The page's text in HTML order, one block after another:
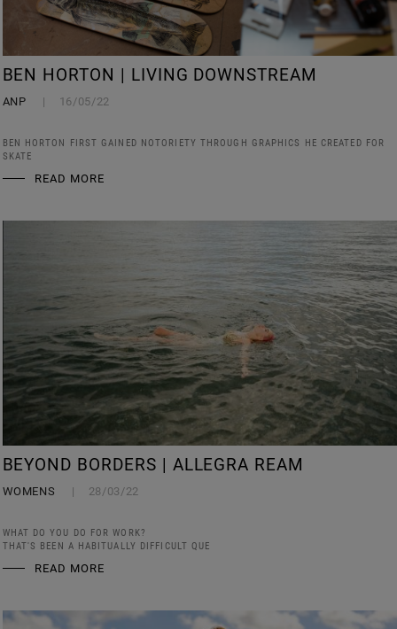
BEN HORTON | LIVING DOWNSTREAM
ANP 16/05/22
BEN HORTON FIRST GAINED NOTORIETY THROUGH GRAPHICS HE CREATED FOR
SKATE
READ MORE
BEYOND BORDERS | ALLEGRA REAM
WOMENS 28/03/22
WHAT DO YOU DO FOR WORK?
THAT'S BEEN A HABITUALLY DIFFICULT QUE
READ MORE